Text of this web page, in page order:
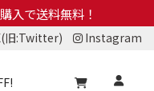
入で送料無料！
旧:Twitter) Instagram